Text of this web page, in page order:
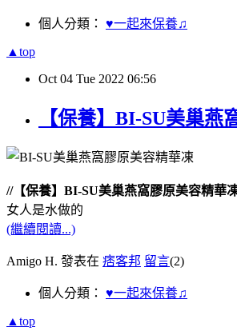
個人分類： ♥一起來保養♫
▲top
Oct 04 Tue 2022 06:56
【保養】BI-SU美巢
//【保養】BI-SU美巢燕窩膠原美容精華
女人是水做的
(繼續閱讀...)
Amigo H. 發表在 痞客邦 留言(2)
個人分類： ♥一起來保養♫
▲top